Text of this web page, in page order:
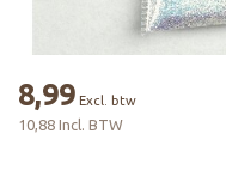
8,99 Excl. btw
10,88 Incl. BTW